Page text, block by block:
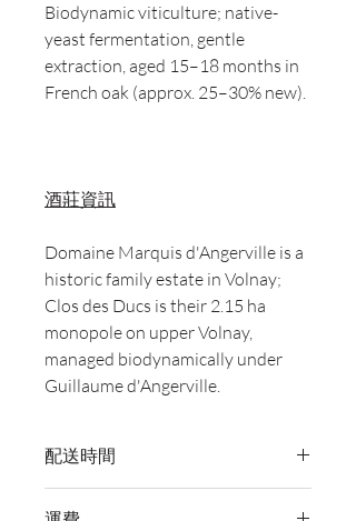
Biodynamic viticulture; native-
yeast fermentation, gentle
extraction, aged 15–18 months in
French oak (approx. 25–30% new).
酒莊資訊
Domaine Marquis d'Angerville is a
historic family estate in Volnay;
Clos des Ducs is their 2.15 ha
monopole on upper Volnay,
managed biodynamically under
Guillaume d'Angerville.
配送時間